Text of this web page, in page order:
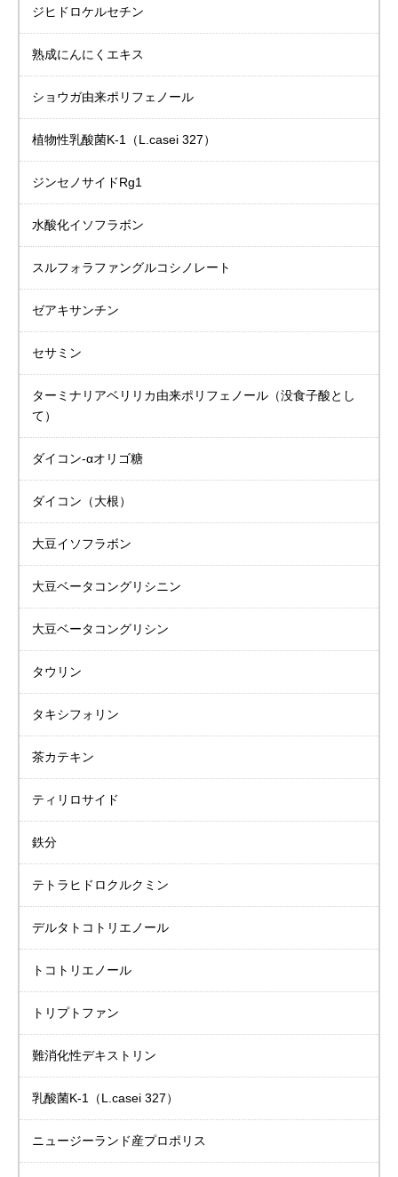
ジヒドロケルセチン
熟成にんにくエキス
ショウガ由来ポリフェノール
植物性乳酸菌K-1 （L.casei 327）
ジンセノサイドRg1
水酸化イソフラボン
スルフォラファングルコシノレート
ゼアキサンチン
セサミン
ターミナリアベリリカ由来ポリフェノール （没食子酸とし
て）
ダイコン-αオリゴ糖
ダイコン（大根）
大豆イソフラボン
大豆ベータコングリシニン
大豆ベータコングリシン
タウリン
タキシフォリン
茶カテキン
ティリロサイド
鉄分
テトラヒドロクルクミン
デルタトコトリエノール
トコトリエノール
トリプトファン
難消化性デキストリン
乳酸菌K-1 （L.casei 327）
ニュージーランド産プロポリス